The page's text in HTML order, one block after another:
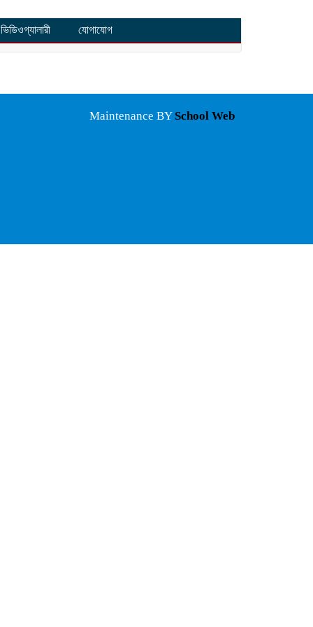
ভিডিওগ্যালারী যোগাযোগ
Maintenance BY School Web